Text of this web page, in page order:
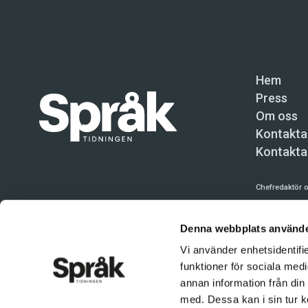
Denna webbplats
Vi använder
funktioner för sociala
annan information från
med. Dessa kan i sin tur
Hem
Press
Om oss
Chefredaktör
Kundtjänst
Användning
tillåten.
©